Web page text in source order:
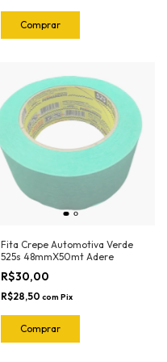
Fita Crepe Automotiva Verde
525s 48mmX50mt Adere
R$30,00
R$28,50 com Pix